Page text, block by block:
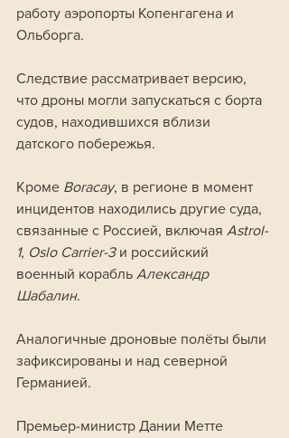
работу аэропорты Копенгагена и
Ольборга.
Следствие рассматривает версию,
что дроны могли запускаться с борта
судов, находившихся вблизи
датского побережья.
Кроме Boracay, в регионе в момент
инцидентов находились другие суда,
связанные с Россией, включая Astrol-
1, Oslo Carrier-3 и российский
военный корабль Александр
Шабалин.
Аналогичные дроновые полёты были
зафиксированы и над северной
Германией.
Премьер-министр Дании Метте